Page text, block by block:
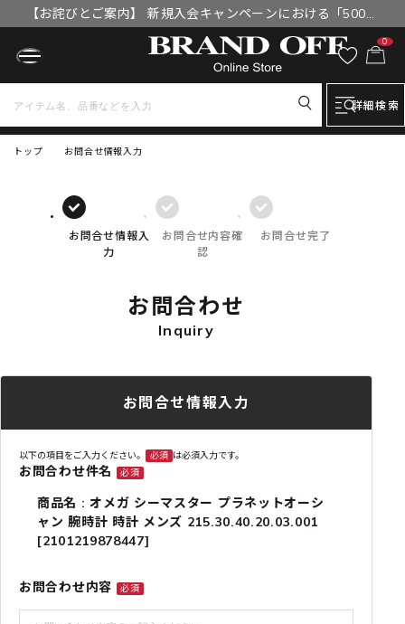
【お詫びとご案内】 新規入会キャンペーンにおける「500円
OFFクーポン」付与漏れと補填について
0
詳細検索
トップ お問合せ情報入力
お問合せ情報入
力
お問合せ内容確
認
お問合せ完了
お問合わせ
Inquiry
お問合せ情報入力
以下の項目をご入力ください。 必須 は必須入力です。
お問合わせ件名 必須
商品名 : オメガ シーマスター プラネットオーシ
ャン 腕時計 時計 メンズ 215.30.40.20.03.001
[2101219878447]
お問合わせ内容 必須